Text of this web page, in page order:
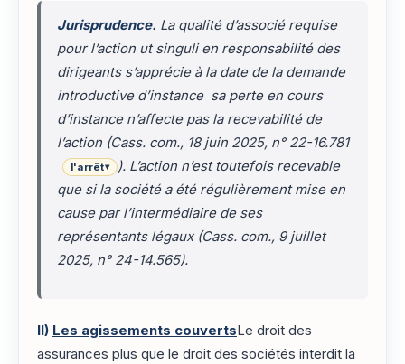
Jurisprudence. La qualité d’associé requise
pour l’action ut singulien responsabilité des
dirigeants s’apprécie à la date de la demande
introductive d’instance sa perte en cours
d’instance n’affecte pas la recevabilité de
l’action (Cass. com., 18 juin 2025, n° 22-16.781
l'arrêt▾
). L’action n’est toutefois recevable
que si la société a été régulièrement mise en
cause par l’intermédiaire de ses
représentants légaux (Cass. com., 9 juillet
2025, n° 24-14.565).
II) Les agissements couvertsLe droit des
assurances plus que le droit des sociétés interdit la